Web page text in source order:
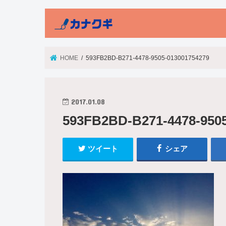
HOME 593FB2BD-B271-4478-9505-013001754279
2017.01.08
593FB2BD-B271-4478-
ツイート シェア